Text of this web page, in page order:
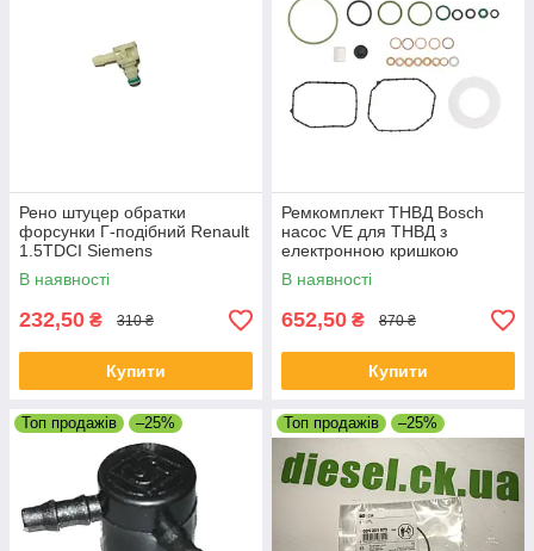
Рено штуцер обратки
форсунки Г-подібний Renault
1.5TDCI Siemens
В наявності
232,50 ₴ 310 ₴
Купити
Ремкомплект ТНВД Bosch
насос VE для ТНВД з
електронною кришкою
В наявності
652,50 ₴ 870 ₴
Купити
Топ продажів –25% Топ продажів –25%